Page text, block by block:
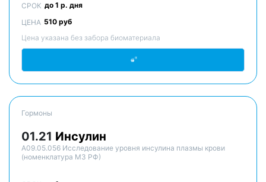
СРОК до 1 р. дня
ЦЕНА 510 руб
Цена указана без забора биоматериала
Гормоны
01.21 Инсулин
A09.05.056 Исследование уровня инсулина плазмы крови
(номенклатура МЗ РФ)